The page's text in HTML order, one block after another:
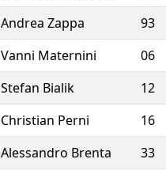
Andrea Zappa 93
Vanni Maternini 06
Stefan Bialik 12
Christian Perni 16
Alessandro Brenta 33